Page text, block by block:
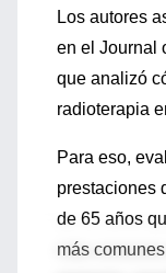
Los autores
en el Journal
que analizó
radioterapia
Para eso,
prestaciones
de 65 años
más